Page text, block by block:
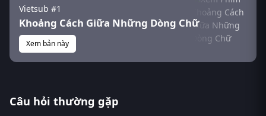
Vietsub #1
Khoảng Cách Giữa Những Dòng Chữ
Xem bản này
Câu hỏi thường gặp